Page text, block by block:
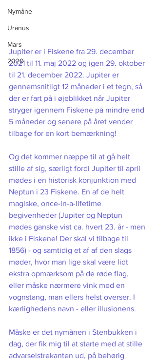
Nymåne
Uranus
Mars
2020
Jupiter er i Fiskene fra 29. december
2021 til 11. maj 2022 og igen 29. oktober
til 21. december 2022. Jupiter er
gennemsnitligt 12 måneder i et tegn, så
der er fart på i øjeblikket når Jupiter
stryger igennem Fiskene på mindre end
5 måneder og senere på året vender
tilbage for en kort bemærkning!
Og det kommer næppe til at gå helt
stille af sig, særligt fordi Jupiter til april
mødes i en historisk konjunktion med
Neptun i 23 Fiskene. En af de helt
magiske, once-in-a-lifetime
begivenheder (Jupiter og Neptun
mødes ganske vist ca. hvert 23. år - men
ikke i Fiskene! Der skal vi tilbage til
1856) - og samtidig et af af den slags
møder, hvor man lige skal være lidt
ekstra opmærksom på de røde flag,
eller måske nærmere vink med en
vognstang, man ellers helst overser. I
kærlighedens navn - eller illusionens.
Måske er det nymånen i Stenbukken i
dag, der fik mig til at starte med at stille
advarselstrekanten ud, på behørig